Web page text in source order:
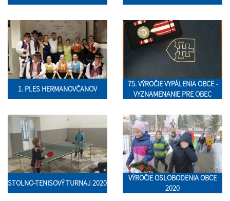
1. PLES HERMANOVČANOV
75. VÝROČIE VYPÁLENIA OBCE -
VYZNAMENANIE PRE OBEC
STOLNO-TENISOVÝ TURNAJ 2020
VÝROČIE OSLOBODENIA OBCE
2020